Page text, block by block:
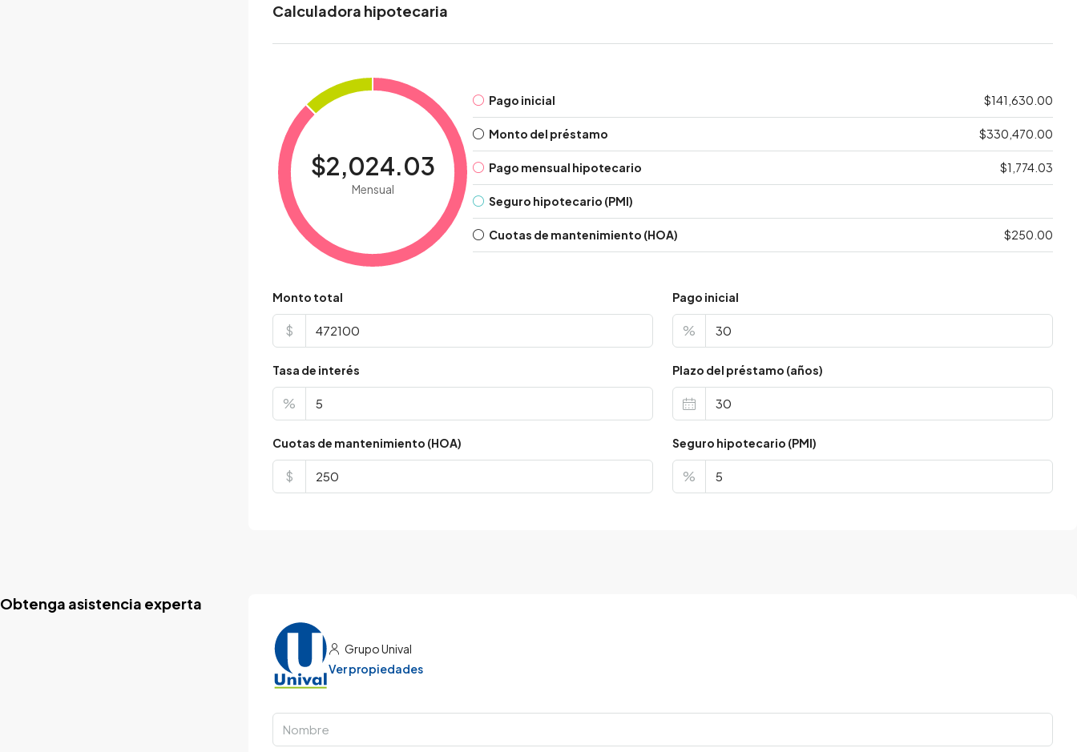
Calculadora hipotecaria
$2,024.03
Mensual
Pago inicial $141,630.00
Monto del préstamo $330,470.00
Pago mensual hipotecario $1,774.03
Seguro hipotecario (PMI)
Cuotas de mantenimiento (HOA) $250.00
Monto total
$
Pago inicial
%
Tasa de interés
%
Plazo del préstamo (años)
Cuotas de mantenimiento (HOA)
$
Seguro hipotecario (PMI)
%
Obtenga asistencia experta
Grupo Unival
Ver propiedades